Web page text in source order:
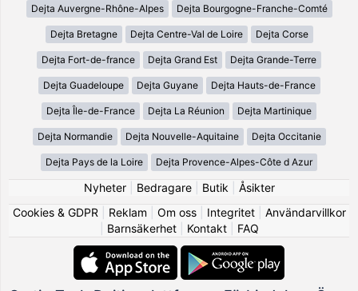
Dejta Auvergne-Rhône-Alpes Dejta Bourgogne-Franche-Comté
Dejta Bretagne Dejta Centre-Val de Loire Dejta Corse
Dejta Fort-de-france Dejta Grand Est Dejta Grande-Terre
Dejta Guadeloupe Dejta Guyane Dejta Hauts-de-France
Dejta Île-de-France Dejta La Réunion Dejta Martinique
Dejta Normandie Dejta Nouvelle-Aquitaine Dejta Occitanie
Dejta Pays de la Loire Dejta Provence-Alpes-Côte d Azur
Nyheter| Bedragare| Butik
Åsikter
Cookies & GDPR
Reklam Om oss| Integritet| Användarvillkor
Barnsäkerhet| Kontakt| FAQ